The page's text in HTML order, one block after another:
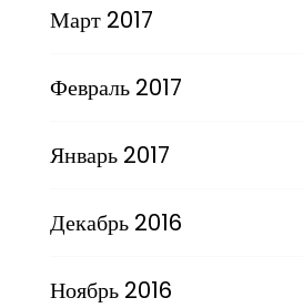
Март 2017
Февраль 2017
Январь 2017
Декабрь 2016
Ноябрь 2016